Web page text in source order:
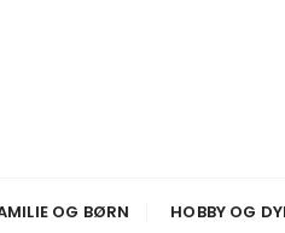
OG BØRN HOBBY OG